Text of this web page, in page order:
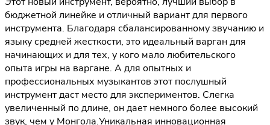
бюджетной линейке и отличный вариант для первого
инструмента. Благодаря сбалансированному звучанию и
языку средней жесткости, это идеальный варган для
начинающих и для тех, у кого мало любительского
опыта игры на варгане. А для опытных и
профессиональных музыкантов этот послушный
инструмент даст место для экспериментов. Слегка
увеличенный по длине, он дает немного более высокий
звук, чем у Монгола.Уникальная инновационная